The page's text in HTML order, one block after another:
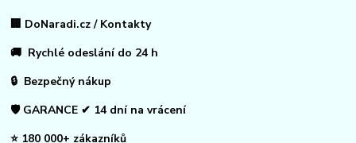
🏢 DoNaradi.cz / Kontakty
🚚 Rychlé odeslání do 24 h
🔒 Bezpečný nákup
🛡️ GARANCE ✔ 14 dní na vrácení
⭐ 180 000+ zákazníků